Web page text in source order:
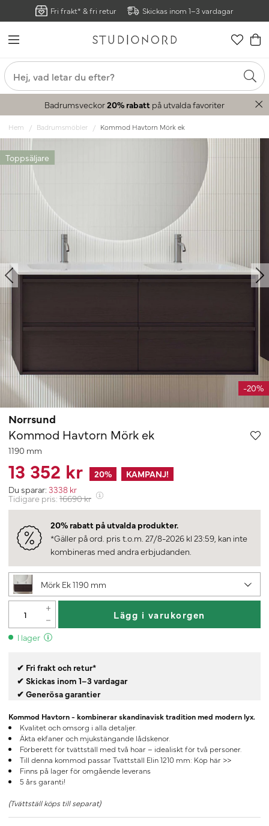
Fri frakt* & fri retur Skickas inom 1–3 vardagar
Badrumsveckor20% rabatt på utvalda favoriter
Hem Badrumsmöbler Kommod Havtorn Mörk ek
Toppsäljare
-20%
Norrsund
Kommod Havtorn Mörk ek
1190 mm
13 352 kr 20%
KAMPANJ!
Du sparar: 3338 kr
Tidigare pris: 16690kr
20% rabatt på utvalda produkter.
*Gäller på ord. pris t.o.m. 27/8-2026 kl 23:59, kan inte
kombineras med andra erbjudanden.
Mörk Ek 1190 mm
Lägg i varukorgen
I lager
✔ Fri frakt och retur*
✔ Skickas inom 1–3 vardagar
✔ Generösa garantier
Kommod Havtorn - kombinerar skandinavisk tradition med modern lyx.
Kvalitet och omsorg i alla detaljer.
Äkta ekfaner och mjukstängande lådskenor.
Förberett för tvättställ med två hoar – idealiskt för två personer.
Till denna kommod passar Tvättställ Elin 1210 mm: Köp här >>
Finns på lager för omgående leverans
5 års garanti!
(Tvättställ köps till separat)